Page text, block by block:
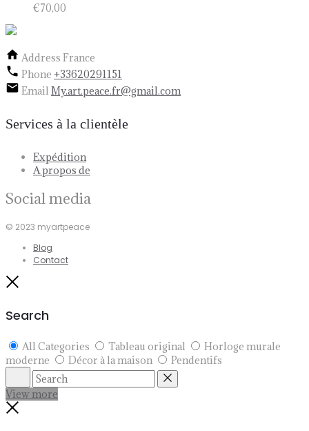
€70,00
Address France
Phone +33620291151
Email My.art.peace.fr@gmail.com
Services à la clientèle
Expédition
A propos de
Social media
© 2023 myartpeace
Blog
Contact
Search
All Categories Tableau original
Horloge murale
moderne
Décor à la maison Pendentifs
Search Reset
View more